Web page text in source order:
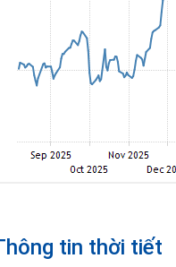
tin thời tiết